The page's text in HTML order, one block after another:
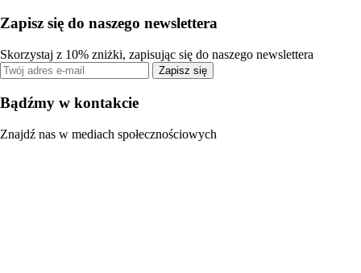
Zapisz się do naszego newslettera
Skorzystaj z 10% zniżki, zapisując się do naszego newslettera
Zapisz się
Bądźmy w kontakcie
Znajdź nas w mediach społecznościowych